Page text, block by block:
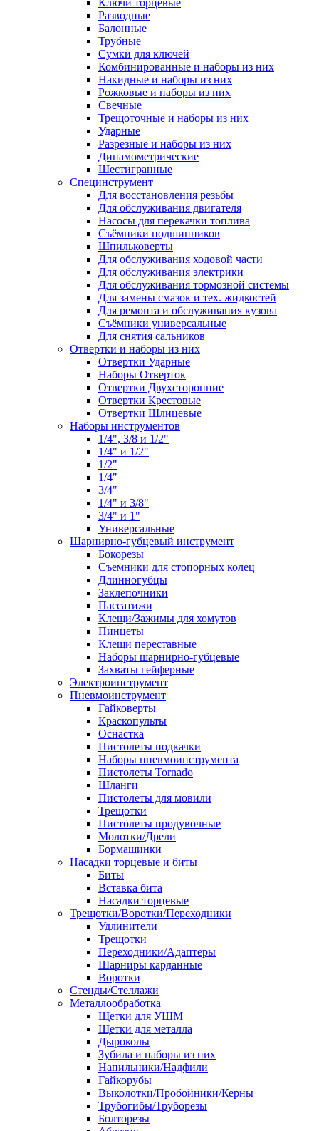
Ключи торцевые
Разводные
Балонные
Трубные
Сумки для ключей
Комбинированные и наборы из них
Накидные и наборы из них
Рожковые и наборы из них
Свечные
Трещоточные и наборы из них
Ударные
Разрезные и наборы из них
Динамометрические
Шестигранные
Специнструмент
Для восстановления резьбы
Для обслуживания двигателя
Насосы для перекачки топлива
Съёмники подшипников
Шпильковерты
Для обслуживания ходовой части
Для обслуживания электрики
Для обслуживания тормозной системы
Для замены смазок и тех. жидкостей
Для ремонта и обслуживания кузова
Съёмники универсальные
Для снятия сальников
Отвертки и наборы из них
Отвертки Ударные
Наборы Отверток
Отвертки Двухсторонние
Отвертки Крестовые
Отвертки Шлицевые
Наборы инструментов
1/4", 3/8 и 1/2"
1/4" и 1/2"
1/2"
1/4"
3/4"
1/4" и 3/8"
3/4" и 1"
Универсальные
Шарнирно-губцевый инструмент
Бокорезы
Съемники для стопорных колец
Длинногубцы
Заклепочники
Пассатижи
Клещи/Зажимы для хомутов
Пинцеты
Клещи переставные
Наборы шарнирно-губцевые
Захваты гейферные
Электроинструмент
Пневмоинструмент
Гайковерты
Краскопульты
Оснастка
Пистолеты подкачки
Наборы пневмоинструмента
Пистолеты Tornado
Шланги
Пистолеты для мовили
Трещотки
Пистолеты продувочные
Молотки/Дрели
Бормашинки
Насадки торцевые и биты
Биты
Вставка бита
Насадки торцевые
Трещотки/Воротки/Переходники
Удлинители
Трещотки
Переходники/Адаптеры
Шарниры карданные
Воротки
Стенды/Стеллажи
Металлообработка
Щетки для УШМ
Щетки для металла
Дыроколы
Зубила и наборы из них
Напильники/Надфили
Гайкорубы
Выколотки/Пробойники/Керны
Трубогибы/Труборезы
Болторезы